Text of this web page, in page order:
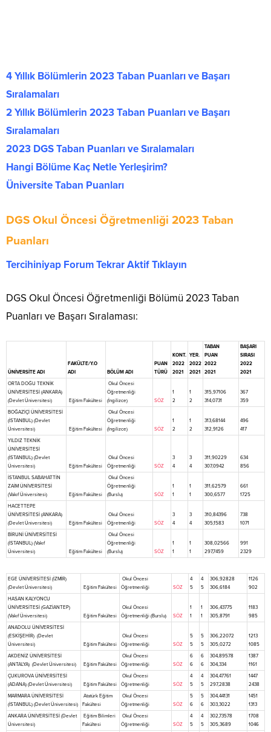
4 Yıllık Bölümlerin 2023 Taban Puanları ve Başarı
Sıralamaları
2 Yıllık Bölümlerin 2023 Taban Puanları ve Başarı
Sıralamaları
2023 DGS Taban Puanları ve Sıralamaları
Hangi Bölüme Kaç Netle Yerleşirim?
Üniversite Taban Puanları
DGS Okul Öncesi Öğretmenliği 2023 Taban
Puanları
Tercihiniyap Forum Tekrar Aktif Tıklayın
DGS Okul Öncesi Öğretmenliği Bölümü 2023 Taban
Puanları ve Başarı Sıralaması:
ÜNİVERSİTE ADI
FAKÜLTE/Y.O
ADI
BÖLÜM ADI
PUAN
TÜRÜ
KONT.
2022
2021
YER.
2022
2021
TABAN
PUAN
2022
2021
BAŞARI
SIRASI
2022
2021
ORTA DOĞU TEKNİK
ÜNİVERSİTESİ (ANKARA)
(Devlet Üniversitesi)
Eğitim Fakültesi
Okul Öncesi
Öğretmenliği
(İngilizce)
SÖZ
1
2
1
2
315,97106
314,0731
367
359
BOĞAZİÇİ ÜNİVERSİTESİ
(İSTANBUL) (Devlet
Üniversitesi)
Eğitim Fakültesi
Okul Öncesi
Öğretmenliği
(İngilizce)
SÖZ
1
2
1
2
313,68144
312,9126
496
417
YILDIZ TEKNİK
ÜNİVERSİTESİ
(İSTANBUL) (Devlet
Üniversitesi)
Eğitim Fakültesi
Okul Öncesi
Öğretmenliği
SÖZ
3
4
3
4
311,90229
307,0942
634
856
İSTANBUL SABAHATTİN
ZAİM ÜNİVERSİTESİ
(Vakıf Üniversitesi)
Eğitim Fakültesi
Okul Öncesi
Öğretmenliği
(Burslu)
SÖZ
1
1
1
1
311,62579
300,6577
661
1725
HACETTEPE
ÜNİVERSİTESİ (ANKARA)
(Devlet Üniversitesi)
Eğitim Fakültesi
Okul Öncesi
Öğretmenliği
SÖZ
3
4
3
4
310,84396
305,1583
738
1071
BİRUNİ ÜNİVERSİTESİ
(İSTANBUL) (Vakıf
Üniversitesi)
Eğitim Fakültesi
Okul Öncesi
Öğretmenliği
(Burslu)
SÖZ
1
1
1
1
308,02566
297,7459
991
2329
EGE ÜNİVERSİTESİ (İZMİR)
(Devlet Üniversitesi)
Eğitim Fakültesi
Okul Öncesi
Öğretmenliği
SÖZ
4
5
4
5
306,92828
306,6184
1126
902
HASAN KALYONCU
ÜNİVERSİTESİ (GAZİANTEP)
(Vakıf Üniversitesi)
Eğitim Fakültesi
Okul Öncesi
Öğretmenliği (Burslu)
SÖZ
1
1
1
1
306,43775
305,8791
1183
985
ANADOLU ÜNİVERSİTESİ
(ESKİŞEHİR) (Devlet
Üniversitesi)
Eğitim Fakültesi
Okul Öncesi
Öğretmenliği
SÖZ
5
5
5
5
306,22072
305,0272
1213
1085
AKDENİZ ÜNİVERSİTESİ
(ANTALYA) (Devlet Üniversitesi)
Eğitim Fakültesi
Okul Öncesi
Öğretmenliği
SÖZ
6
6
6
6
304,89578
304,334
1387
1161
ÇUKUROVA ÜNİVERSİTESİ
(ADANA) (Devlet Üniversitesi)
Eğitim Fakültesi
Okul Öncesi
Öğretmenliği
SÖZ
4
5
4
5
304,47761
297,2838
1447
2438
MARMARA ÜNİVERSİTESİ
(İSTANBUL) (Devlet Üniversitesi)
Atatürk Eğitim
Fakültesi
Okul Öncesi
Öğretmenliği
SÖZ
5
6
5
6
304,44131
303,3022
1451
1313
ANKARA ÜNİVERSİTESİ (Devlet
Üniversitesi)
Eğitim Bilimleri
Fakültesi
Okul Öncesi
Öğretmenliği
SÖZ
4
5
4
5
302,73578
305,3689
1708
1046